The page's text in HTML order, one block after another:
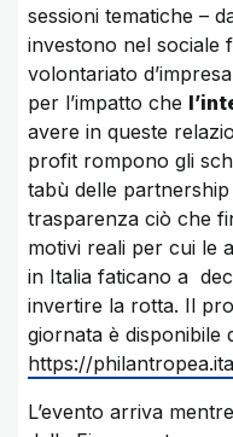
sessioni tematiche –
investono nel sociale
volontariato
per l’impatto che
avere in queste
profit rompono gli
tabù delle
trasparenza ciò che
motivi reali per cui le
in Italia faticano a
invertire la rotta. Il
giornata è disponibile
https://
L’evento arriva